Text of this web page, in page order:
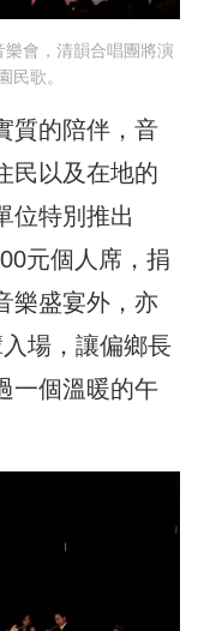
樂會，清韻合唱團將演
民歌。
質的陪伴，音
民以及在地的
位特別推出
元個人席，捐
樂盛宴外，亦
場，讓偏鄉長
一個溫暖的午